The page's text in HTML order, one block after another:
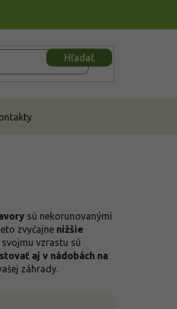
Hľadať
sú nekorunovanými
zvyčajne nižšie
vzrastu sú
aj v nádobách na
záhrady.